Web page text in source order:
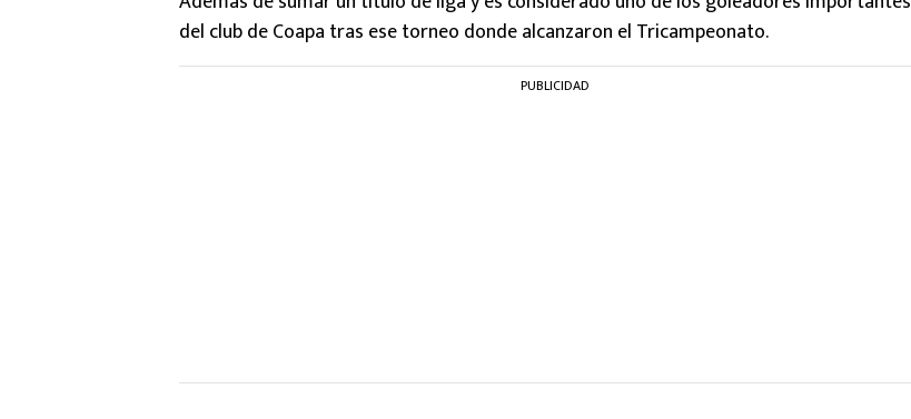
del club de Coapa tras ese torneo donde alcanzaron el Tricampeonato.
PUBLICIDAD